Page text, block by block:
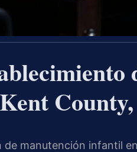
de manutención infantil